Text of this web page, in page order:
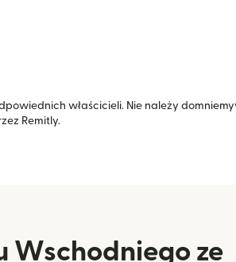
właścicieli. Nie należy
Remitly.
Wschodniego ze